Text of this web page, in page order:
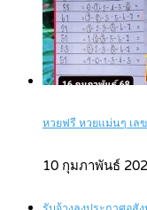
หวยฟรี หวยแม่นๆ เล
10 กุมภาพันธ์